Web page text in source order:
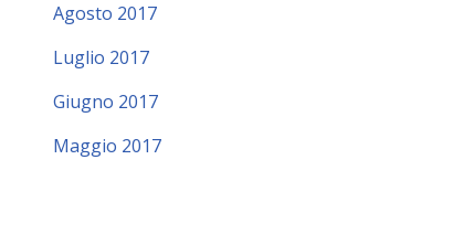
Agosto 2017
Luglio 2017
Giugno 2017
Maggio 2017